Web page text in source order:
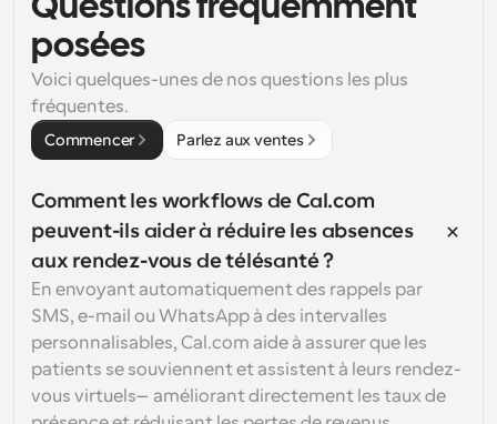
Questions fréquemment
posées
Voici quelques-unes de nos questions les plus
fréquentes.
Commencer Parlez aux ventes
Comment les workflows de Cal.com
peuvent-ils aider à réduire les absences
aux rendez-vous de télésanté ?
En envoyant automatiquement des rappels par
SMS, e-mail ou WhatsApp à des intervalles
personnalisables, Cal.com aide à assurer que les
patients se souviennent et assistent à leurs rendez-
vous virtuels—améliorant directement les taux de